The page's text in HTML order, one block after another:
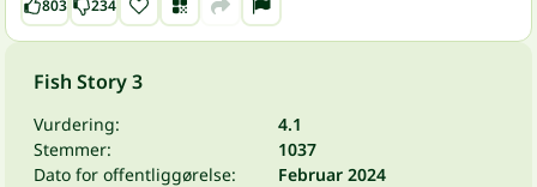
803 234
Fish Story 3
Vurdering:
4.1
Stemmer:
1037
Dato for offentliggørelse:
Februar 2024